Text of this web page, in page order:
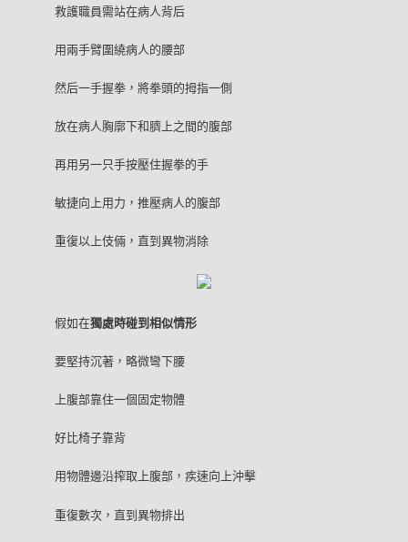
救護職員需站在病人背后
用兩手臂圍繞病人的腰部
然后一手握拳，將拳頭的拇指一側
放在病人胸廓下和臍上之間的腹部
再用另一只手按壓住握拳的手
敏捷向上用力，推壓病人的腹部
重復以上伎倆，直到異物消除
假如在獨處時碰到相似情形
要堅持沉著，略微彎下腰
上腹部靠住一個固定物體
好比椅子靠背
用物體邊沿搾取上腹部，疾速向上沖擊
重復數次，直到異物排出